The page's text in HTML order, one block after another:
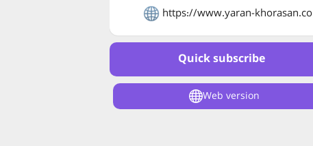
https://www.yaran-khorasan.co
Quick subscribe
Web version